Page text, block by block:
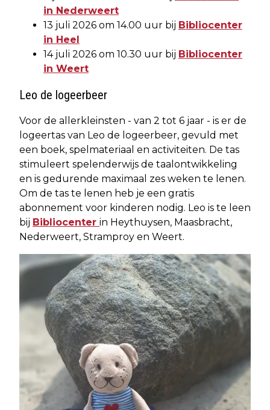
in Nederweert
13 juli 2026 om 14.00 uur bij Bibliocenter
in Heel
14 juli 2026 om 10.30 uur bij Bibliocenter
in Weert
Leo de logeerbeer
Voor de allerkleinsten - van 2 tot 6 jaar - is er de
logeertas van Leo de logeerbeer, gevuld met
een boek, spelmateriaal en activiteiten. De tas
stimuleert spelenderwijs de taalontwikkeling
en is gedurende maximaal zes weken te lenen.
Om de tas te lenen heb je een gratis
abonnement voor kinderen nodig. Leo is te leen
bij Bibliocenter in Heythuysen, Maasbracht,
Nederweert, Stramproy en Weert.